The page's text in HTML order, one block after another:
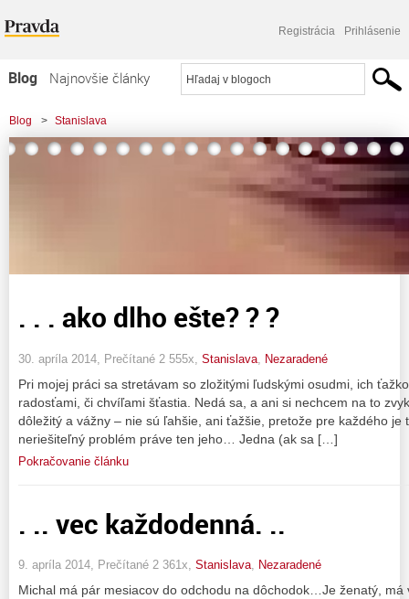
Registrácia Prihlásenie
Blog
Najnovšie články
Najčítanejšie články
Najkomentovanejšie články
Blog > Stanislava
. . . ako dlho ešte? ? ?
30. apríla 2014, Prečítané 2 555x, Stanislava Nezaradené
Pri mojej práci sa stretávam so zložitými ľudskými osudmi, ich
radosťami, či chvíľami šťastia. Nedá sa, a ani si nechcem na to
dôležitý a vážny – nie sú ľahšie, ani ťažšie, pretože pre každého je
neriešiteľný problém práve ten jeho… Jedna (ak sa […]
Pokračovanie článku
. .. vec každodenná. ..
9. apríla 2014, Prečítané 2 361x, Stanislava, Nezaradené
Michal má pár mesiacov do odchodu na dôchodok…Je ženatý,